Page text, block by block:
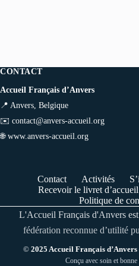
CONTACT
Accueil Français d’Anvers
📍 Anvers, Belgique
✉️ contact@anvers-accueil.org
🌐 www.anvers-accueil.org
Contact Activités
Recevoir le livret d’accueil
Politique de
L'Accueil Français d'Anvers
fédération reconnue d’utilité
© 2025 Accueil Français d’Anvers
Conçu avec soin et